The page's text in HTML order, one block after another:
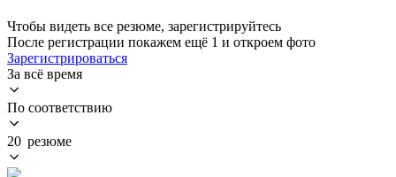
Чтобы видеть все резюме, зарегистрируйтесь
После регистрации покажем ещё 1 и откроем фото
Зарегистрироваться
За всё время
По соответствию
20 резюме